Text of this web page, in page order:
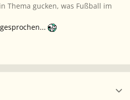
Thema gucken, was Fußball im